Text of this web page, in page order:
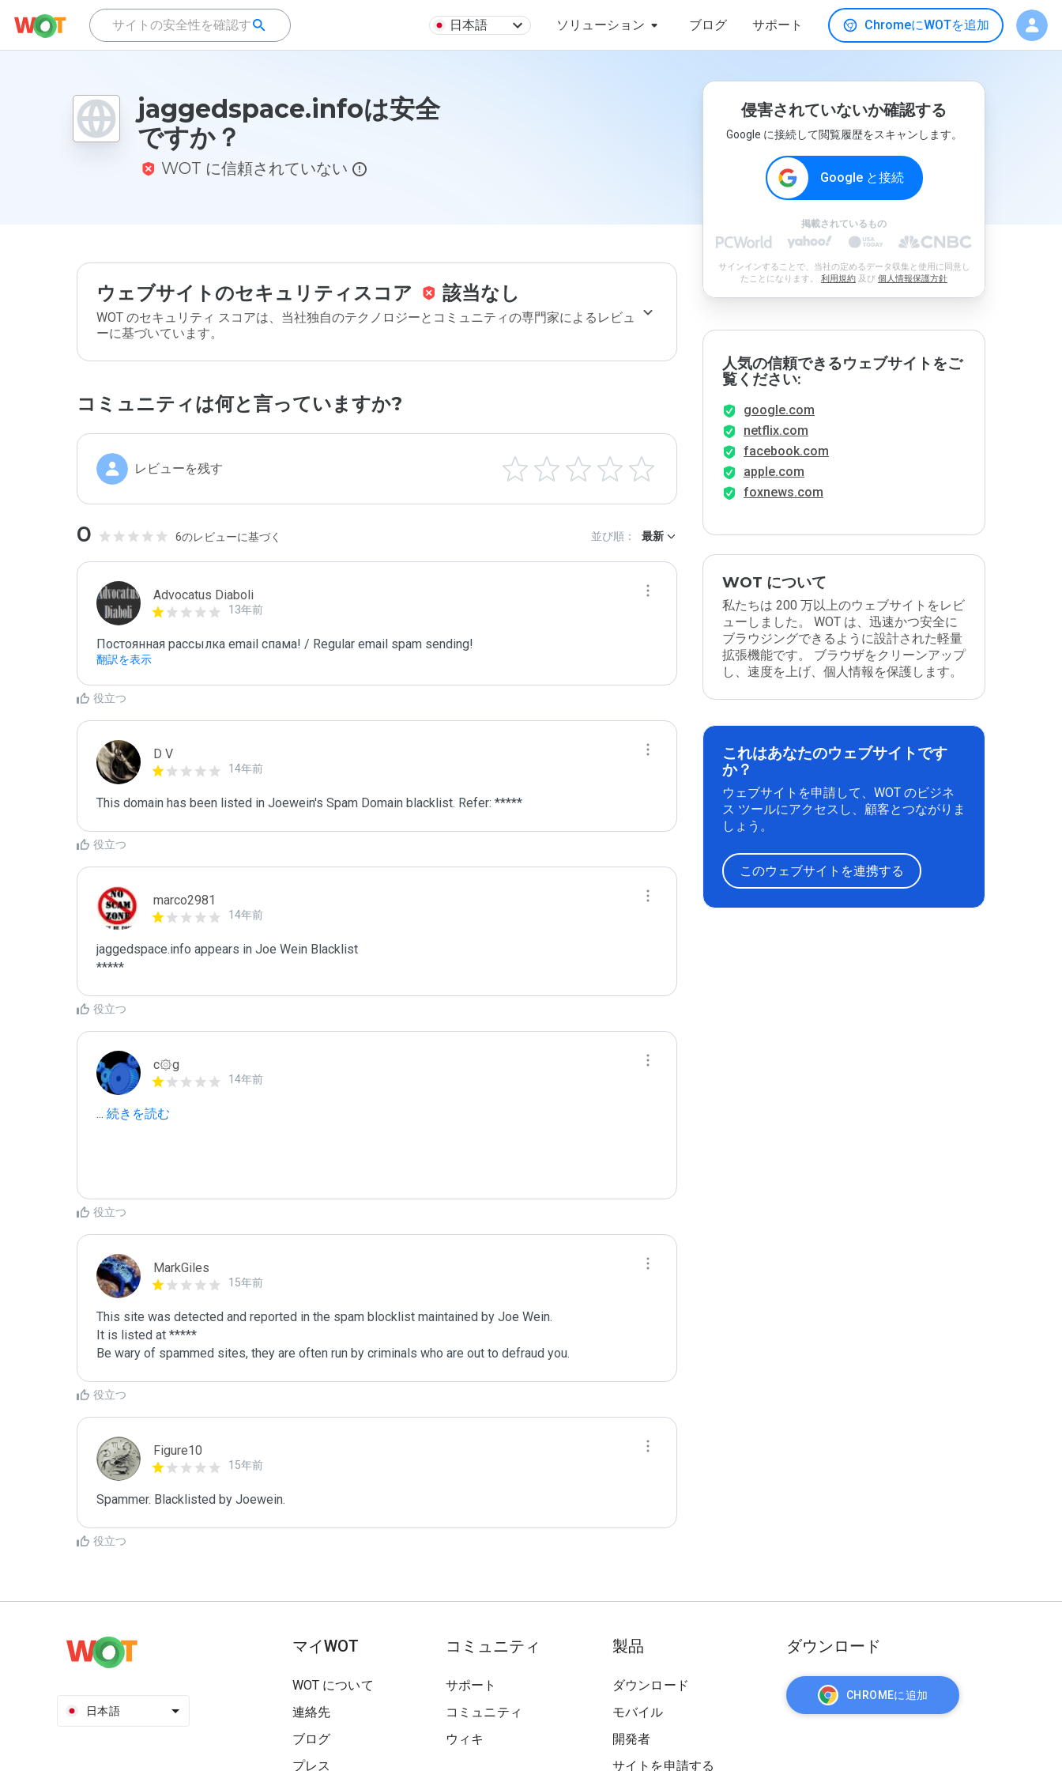
日本語 ソリューション ブログ サポート ChromeにWOTを追加
jaggedspace.infoは安全
ですか？
WOT に信頼されていない
ウェブサイトのセキュリティスコア 該当なし
WOT のセキュリティ スコアは、当社独自のテクノロジーとコミュニティの専門家によるレビュ
ーに基づいています。
コミュニティは何と言っていますか?
レビューを残す
0 6のレビューに基づく 並び順： 最新
Advocatus Diaboli
13年前
Постоянная рассылка email спама! / Regular email spam sending!
翻訳を表示
役立つ
D V
14年前
This domain has been listed in Joewein's Spam Domain blacklist. Refer: *****
役立つ
marco2981
14年前
jaggedspace.info appears in Joe Wein Blacklist
*****
役立つ
c۞g
14年前
... 続きを読む
役立つ
MarkGiles
15年前
This site was detected and reported in the spam blocklist maintained by Joe Wein.
It is listed at *****
Be wary of spammed sites, they are often run by criminals who are out to defraud you.
役立つ
Figure10
15年前
Spammer. Blacklisted by Joewein.
役立つ
侵害されていないか確認する
Google に接続して閲覧履歴をスキャンします。
Google と接続
掲載されているもの
サインインすることで、当社の定めるデータ収集と使用に同意し
たことになります。 利用規約 及び 個人情報保護方針
人気の信頼できるウェブサイトをご
覧ください:
google.com
netflix.com
facebook.com
apple.com
foxnews.com
WOT について
私たちは 200 万以上のウェブサイトをレビ
ューしました。 WOT は、迅速かつ安全に
ブラウジングできるように設計された軽量
拡張機能です。 ブラウザをクリーンアップ
し、速度を上げ、個人情報を保護します。
これはあなたのウェブサイトです
か？
ウェブサイトを申請して、WOT のビジネ
ス ツールにアクセスし、顧客とつながりま
しょう。
このウェブサイトを連携する
日本語
マイWOT
WOT について
連絡先
ブログ
プレス
コミュニティ
サポート
コミュニティ
ウィキ
製品
ダウンロード
モバイル
開発者
サイトを申請する
ダウンロード
CHROMEに追加